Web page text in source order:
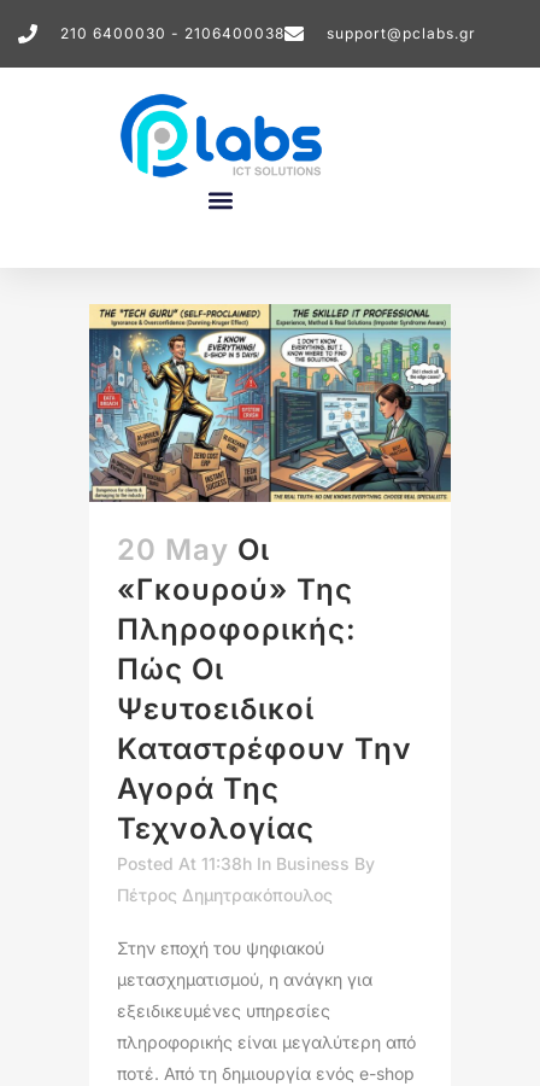
210 6400030 - 2106400038 support@pclabs.gr
20 May Οι
«Γκουρού» Της
Πληροφορικής:
Πώς Οι
Ψευτοειδικοί
Καταστρέφουν Την
Αγορά Της
Τεχνολογίας
Posted At 11:38h In Business By
Πέτρος Δημητρακόπουλος
Στην εποχή του ψηφιακού
μετασχηματισμού, η ανάγκη για
εξειδικευμένες υπηρεσίες
πληροφορικής είναι μεγαλύτερη από
ποτέ. Από τη δημιουργία ενός e-shop